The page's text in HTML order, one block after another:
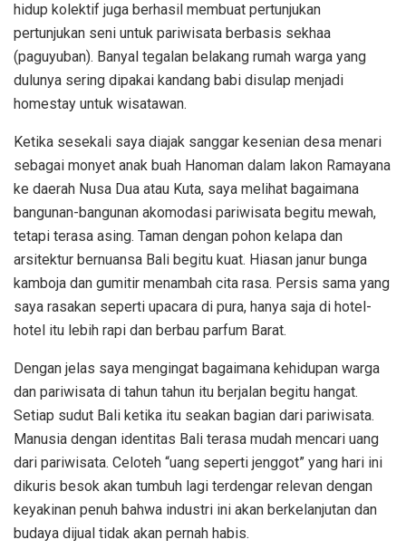
hidup kolektif juga berhasil membuat pertunjukan
pertunjukan seni untuk pariwisata berbasis sekhaa
(paguyuban). Banyal tegalan belakang rumah warga yang
dulunya sering dipakai kandang babi disulap menjadi
homestay untuk wisatawan.
Ketika sesekali saya diajak sanggar kesenian desa menari
sebagai monyet anak buah Hanoman dalam lakon Ramayana
ke daerah Nusa Dua atau Kuta, saya melihat bagaimana
bangunan-bangunan akomodasi pariwisata begitu mewah,
tetapi terasa asing. Taman dengan pohon kelapa dan
arsitektur bernuansa Bali begitu kuat. Hiasan janur bunga
kamboja dan gumitir menambah cita rasa. Persis sama yang
saya rasakan seperti upacara di pura, hanya saja di hotel-
hotel itu lebih rapi dan berbau parfum Barat.
Dengan jelas saya mengingat bagaimana kehidupan warga
dan pariwisata di tahun tahun itu berjalan begitu hangat.
Setiap sudut Bali ketika itu seakan bagian dari pariwisata.
Manusia dengan identitas Bali terasa mudah mencari uang
dari pariwisata. Celoteh “uang seperti jenggot” yang hari ini
dikuris besok akan tumbuh lagi terdengar relevan dengan
keyakinan penuh bahwa industri ini akan berkelanjutan dan
budaya dijual tidak akan pernah habis.